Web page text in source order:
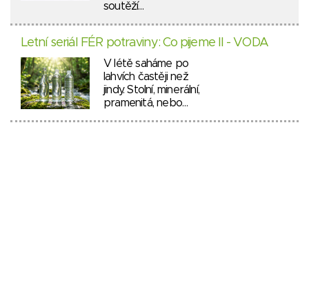
soutěží…
Letní seriál FÉR potraviny: Co pijeme II - VODA
V létě saháme po
lahvích častěji než
jindy. Stolní, minerální,
pramenitá, nebo…